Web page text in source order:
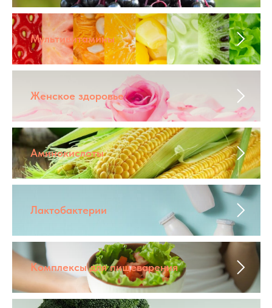
Мультивитамины
Женское здоровье
Аминокислоты
Лактобактерии
Комплексы для пищеварения